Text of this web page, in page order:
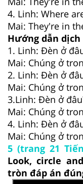
4. Linh: Where
Mai: They're in
Hướng dẫn dịch
1. Linh: Đèn ở
Mai: Chúng ở
2. Linh: Đèn ở
Mai: Chúng ở
3.Linh: Đèn ở
Mai: Chúng ở
4. Linh: Đèn ở
Mai: Chúng ở
5 (trang 21
Look, circle
tròn đáp án